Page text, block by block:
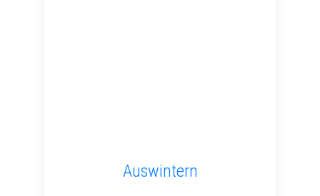
Auswintern